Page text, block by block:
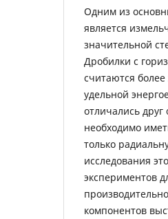
Одним из
является
значительной
Дробилки с
считаются
удельной
отличались
необходимо
только
исследования
экспериментов
компонентов